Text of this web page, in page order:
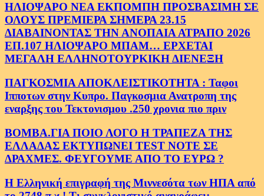
ΗΛΙΟΨΑΡΟ ΝΕΑ ΕΚΠΟΜΠΗ ΠΡΟΣΒΑΣΙΜΗ ΣΕ
ΟΛΟΥΣ ΠΡΕΜΙΕΡΑ ΣΗΜΕΡΑ 23.15
ΔΙΑΒΑΙΝΟΝΤΑΣ ΤΗΝ ΑΝΟΠΑΙΑ ΑΤΡΑΠΟ 2026
ΕΠ.107 ΗΛΙΟΨΑΡΟ ΜΠΑΜ… ΕΡΧΕΤΑΙ
ΜΕΓΑΛΗ ΕΛΛΗΝΟΤΟΥΡΚΙΚΗ ΔΙΕΝΕΞΗ
ΠΑΓΚΟΣΜΙΑ ΑΠΟΚΛΕΙΣΤΙΚΟΤΗΤΑ : Ταφοι
Ιπποτων στην Κυπρο. Παγκοσμια Ανατροπη της
εναρξης του Τεκτονισμου .250 χρονια πιο πριν
ΒΟΜΒΑ.ΓΙΑ ΠΟΙΟ ΛΟΓΟ Η ΤΡΑΠΕΖΑ ΤΗΣ
ΕΛΛΑΔΑΣ ΕΚΤΥΠΩΝΕΙ TEST NOTE ΣΕ
ΔΡΑΧΜΕΣ. ΦΕΥΓΟΥΜΕ ΑΠΟ ΤΟ ΕΥΡΩ ?
Η Ελληνική επιγραφή της Μιννεσότα των ΗΠΑ από